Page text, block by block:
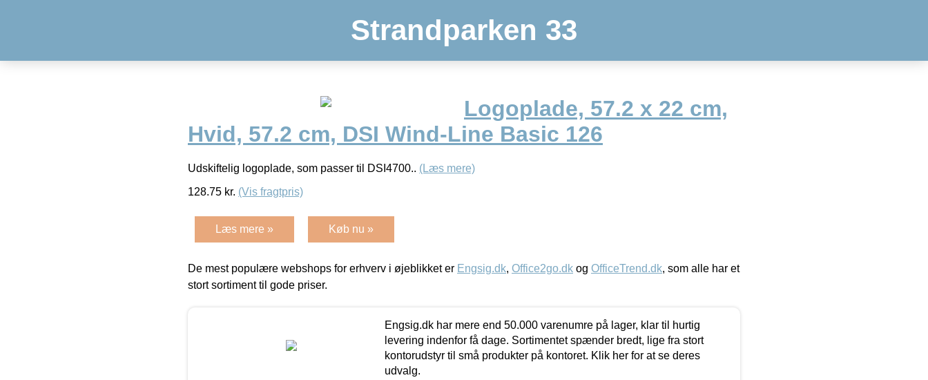
Strandparken 33
Logoplade, 57.2 x 22 cm,
Hvid, 57.2 cm, DSI Wind-Line Basic 126
Udskiftelig logoplade, som passer til DSI4700.. (Læs mere)
128.75 kr. (Vis fragtpris)
Læs mere » Køb nu »
De mest populære webshops for erhverv i øjeblikket er Engsig.dk, Office2go.dk og OfficeTrend.dk, som alle har et
stort sortiment til gode priser.
Engsig.dk har mere end 50.000 varenumre på lager, klar til hurtig
levering indenfor få dage. Sortimentet spænder bredt, lige fra stort
kontorudstyr til små produkter på kontoret. Klik her for at se deres
udvalg.